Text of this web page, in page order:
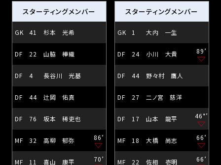
スターティングメンバー
GK 41 杉本 光希
DF 22 山脇 樺織
DF 4 長谷川 光基
DF 44 辻岡 佑真
DF 76 坂本 稀吏也
MF 32 高柳 郁弥 86’
MF 11 喜山 康平 70’
スターティングメンバー
GK 1 大内 一生
DF 24 小川 大貴 89’
DF 44 野々村 鷹人
DF 27 二ノ宮 慈洋
DF 17 山本 龍平 46*’
MF 18 大橋 尚志 66’
MF 22 佐相 壱明 66’